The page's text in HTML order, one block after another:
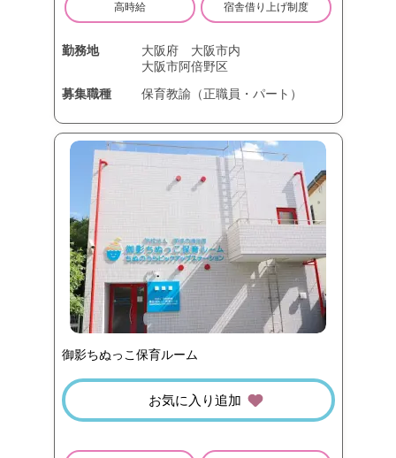
高時給 宿舎借り上げ制度
勤務地 大阪府
大阪市内
大阪市阿倍野区
募集職種
保育教諭（正職員・パート）
御影ちぬっこ保育ルーム
お気に入り追加